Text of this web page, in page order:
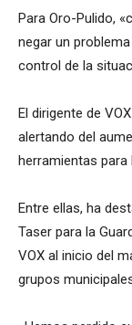
Para Oro-Pulido,
negar un
control de la
El dirigente de
alertando del
herramientas
Entre ellas, ha
Taser para la
VOX al inicio del
grupos